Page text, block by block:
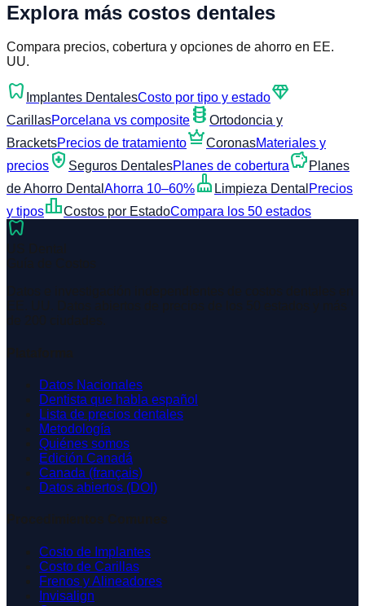
Explora más costos dentales
Compara precios, cobertura y opciones de ahorro en EE.
UU.
dentistry Implantes DentalesCosto por tipo y estadodiamond
CarillasPorcelana vs composite orthopedics Ortodoncia y
BracketsPrecios de tratamientocrownCoronasMateriales y
precios health_and_safety Seguros DentalesPlanes de coberturasavings Planes
de Ahorro Dental Ahorra 10–60%cleaning_services Limpieza Dental Precios
y tiposleaderboardCostos por EstadoCompara los 50 estados
dentistry
Datos Nacionales
Dentista que habla español
Lista de precios dentales
Metodología
Quiénes somos
Edición Canadá
Canada (français)
Datos abiertos (DOI)
Costo de Implantes
Costo de Carillas
Frenos y Alineadores
Invisalign